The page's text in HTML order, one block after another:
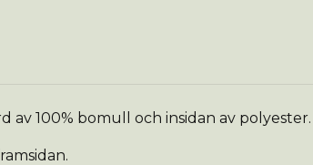
av 100% bomull och insidan av polyester.